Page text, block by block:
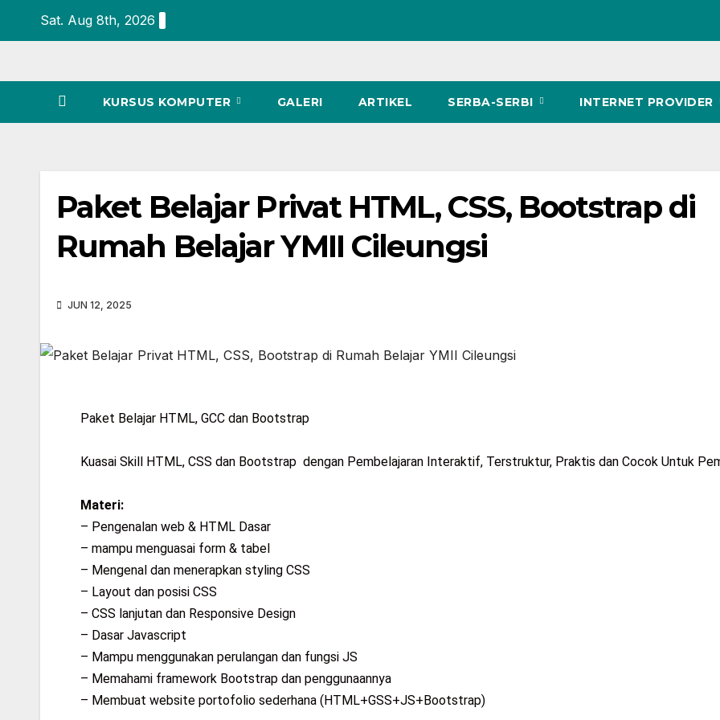
Sat. Aug 8th, 2026
KURSUS KOMPUTER GALERI ARTIKEL SERBA-SERBI INTERNET PROVIDER
Paket Belajar Privat HTML, CSS, Bootstrap di
Rumah Belajar YMII Cileungsi
JUN 12, 2025
Paket Belajar HTML, GCC dan Bootstrap
Kuasai Skill HTML, CSS dan Bootstrap dengan Pembelajaran Interaktif, Terstruktur, Praktis dan Cocok Untuk
Materi:
– Pengenalan web & HTML Dasar
– mampu menguasai form & tabel
– Mengenal dan menerapkan styling CSS
– Layout dan posisi CSS
– CSS lanjutan dan Responsive Design
– Dasar Javascript
– Mampu menggunakan perulangan dan fungsi JS
– Memahami framework Bootstrap dan penggunaannya
– Membuat website portofolio sederhana (HTML+GSS+JS+Bootstrap)